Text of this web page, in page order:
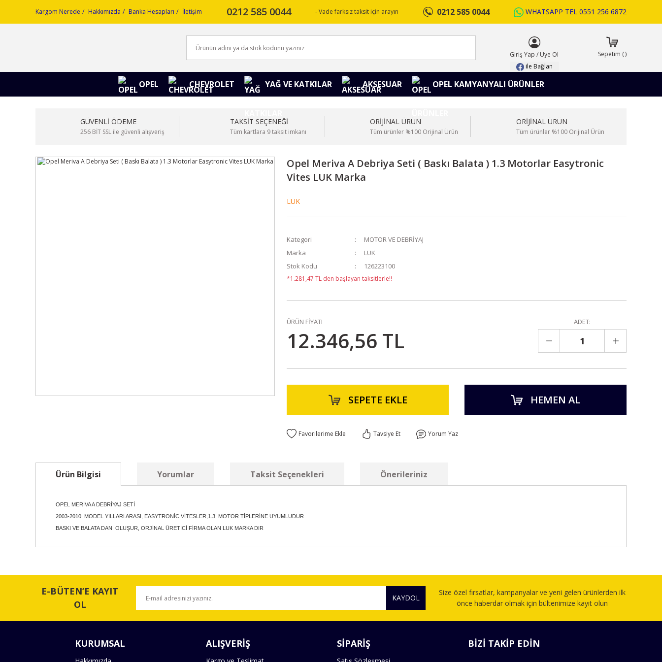
Kargom Nerede Hakkımızda Banka Hesapları İletişim 0212 585 0044 - Vade farksız taksit için arayın 0212 585 0044 WHATSAPP TEL 0551 256 6872
Giriş Yap / Üye Ol
ile Bağlan
Sepetim ()
OPEL CHEVROLET YAĞ VE KATKILAR AKSESUAR OPEL KAMYANYALI ÜRÜNLER
GÜVENLİ ÖDEME
256 BİT SSL ile güvenli alışveriş
TAKSİT SEÇENEĞİ
Tüm kartlara 9 taksit imkanı
ORİJİNAL ÜRÜN
Tüm ürünler %100 Orijinal Ürün
ORİJİNAL ÜRÜN
Tüm ürünler %100 Orijinal Ürün
Opel Meriva A Debriya Seti ( Baskı Balata ) 1.3 Motorlar Easytronic
Vites LUK Marka
LUK
Kategori
MOTOR VE DEBRİYAJ
Marka
LUK
Stok Kodu
126223100
*1.281,47 TL den başlayan taksitlerle!!
ÜRÜN FİYATI
12.346,56 TL
ADET:
SEPETE EKLE HEMEN AL
Tavsiye Et Yorum Yaz
Ürün Bilgisi Yorumlar Taksit Seçenekleri Önerileriniz
OPEL MERİVA A DEBRİYAJ SETİ
2003-2010 MODEL YILLARI ARASI, EASYTRONİC VİTESLER,1.3 MOTOR TİPLERİNE UYUMLUDUR
BASKI VE BALATA DAN OLUŞUR, ORJİNAL ÜRETİCİ FİRMA OLAN LUK MARKA DIR
Görüş ve önerileriniz için teşekkür ederiz.
Ürün resmi kalitesiz, bozuk veya görüntülenemiyor.
Ürün fiyatı diğer sitelerden daha pahalı.
Bu ürüne benzer farklı alternatifler olmalı.
E-BÜTEN’E KAYIT
OL
KAYDOL
Size özel fırsatlar, kampanyalar ve yeni gelen ürünlerden ilk
önce haberdar olmak için bültenimize kayıt olun
KURUMSAL ALIŞVERİŞ SİPARİŞ BİZİ TAKİP EDİN